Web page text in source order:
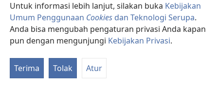
Untuk informasi lebih lanjut, silakan buka Kebijakan
Umum Penggunaan Cookies dan Teknologi Serupa.
Anda bisa mengubah pengaturan privasi Anda kapan
pun dengan mengunjungi Kebijakan Privasi.
Terima Tolak Atur
yang akan dimusnahkan, untuk dikorbankan kepada
Yehuwa Allahmu di Gilgal.” d
22 Samuel berkata, ”Mana yang Yehuwa lebih
suka kita lakukan: Memberikan persembahan
bakaran dan korban
atau menaati kata-kata
Yehuwa? Menaati lebih baik daripada memberikan
korban, f dan memperhatikan lebih baik daripada